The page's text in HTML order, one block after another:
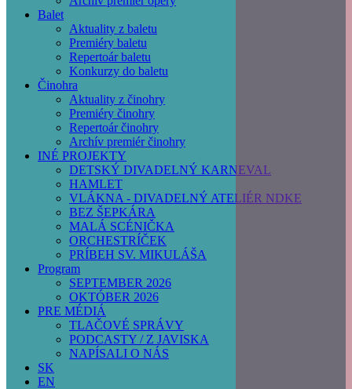
Balet
Aktuality z baletu
Premiéry baletu
Repertoár baletu
Konkurzy do baletu
Činohra
Aktuality z činohry
Premiéry činohry
Repertoár činohry
Archív premiér činohry
INÉ PROJEKTY
DETSKÝ DIVADELNÝ KARNEVAL
HAMLET
VLÁKNA - DIVADELNÝ ATELIÉR NDKE
BEZ ŠEPKÁRA
MALÁ SCÉNIČKA
ORCHESTRÍČEK
PRÍBEH SV. MIKULÁŠA
Program
SEPTEMBER 2026
OKTÓBER 2026
PRE MÉDIÁ
TLAČOVÉ SPRÁVY
PODCASTY / Z JAVISKA
NAPÍSALI O NÁS
SK
EN